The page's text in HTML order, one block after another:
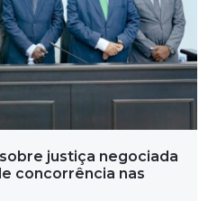
justiça negociada
concorrência nas